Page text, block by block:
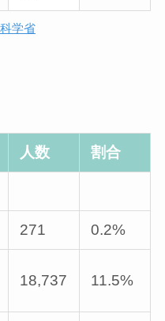
学省
人数 割合
271 0.2%
18,737 11.5%